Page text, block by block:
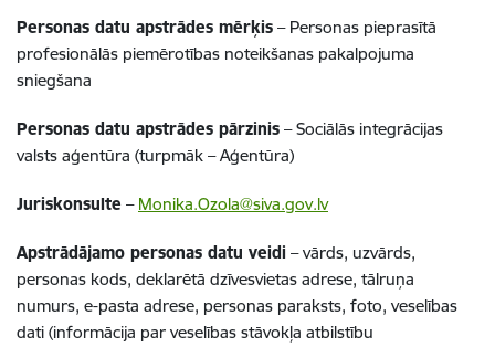
Personas datu apstrādes mērķis – Personas pieprasītā
profesionālās piemērotības noteikšanas pakalpojuma
sniegšana
Personas datu apstrādes pārzinis – Sociālās integrācijas
valsts aģentūra (turpmāk – Aģentūra)
Juriskonsulte – Monika.Ozola@siva.gov.lv
Apstrādājamo personas datu veidi –vārds, uzvārds,
personas kods, deklarētā dzīvesvietas adrese, tālruņa
numurs, e-pasta adrese, personas paraksts, foto, veselības
dati (informācija par veselības stāvokļa atbilstību